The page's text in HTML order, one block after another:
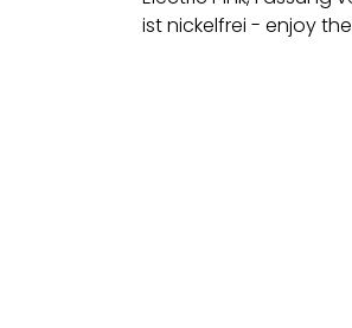
ist nickelfrei - enjoy